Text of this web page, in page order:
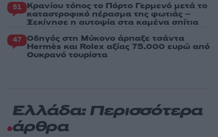
51 Κρανίου τόπος το Πόρτο Γερμενό μετά το
καταστροφικό πέρασμα της φωτιάς –
Ξεκίνησε η αυτοψία στα καμένα σπίτια
47 Οδηγός στη Μύκονο άρπαξε τσάντα
Hermès και Rolex αξίας 75.000 ευρώ από
Ουκρανό τουρίστα
Ελλάδα: Περισσότερα
άρθρα